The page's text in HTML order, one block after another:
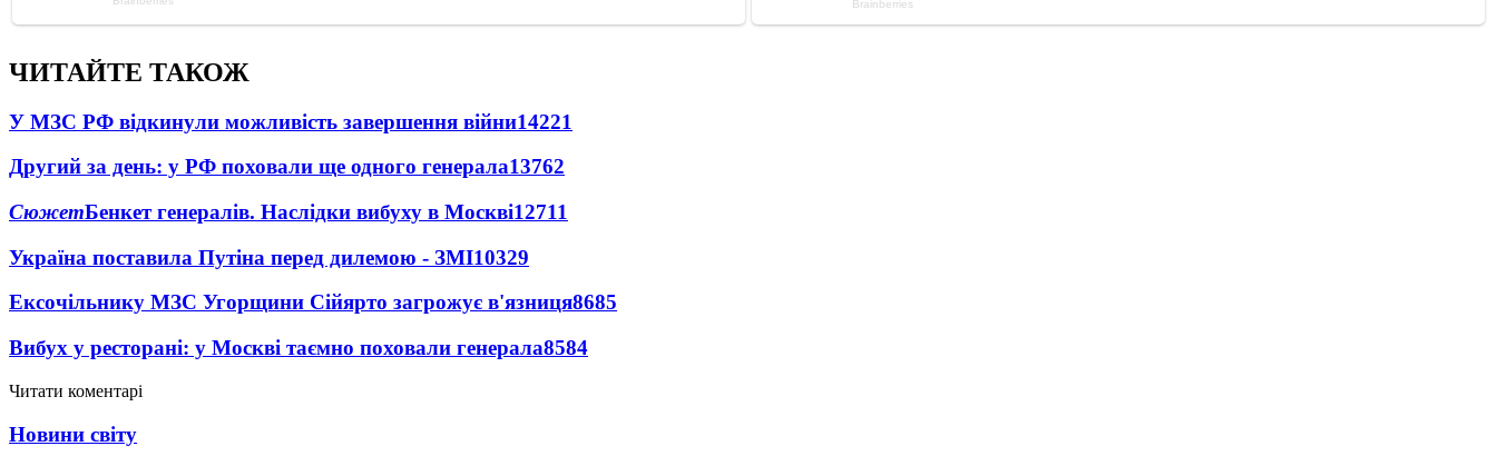
ЧИТАЙТЕ ТАКОЖ
У МЗС РФ відкинули можливість завершення війни14221
Другий за день: у РФ поховали ще одного генерала13762
СюжетБенкет генералів. Наслідки вибуху в Москві12711
Україна поставила Путіна перед дилемою - ЗМІ10329
Ексочільнику МЗС Угорщини Сійярто загрожує в'язниця8685
Вибух у ресторані: у Москві таємно поховали генерала8584
Читати коментарі
Новини світу